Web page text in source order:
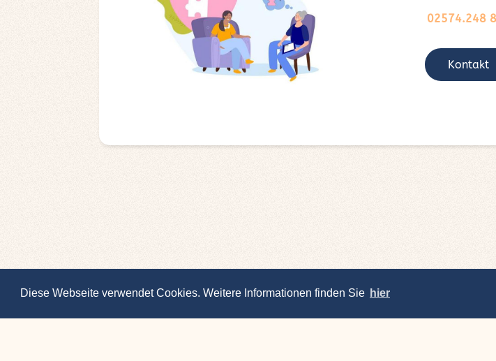
Diese Webseite verwendet Cookies. Weitere Informationen finden Sie hier
02574.248
Kontakt